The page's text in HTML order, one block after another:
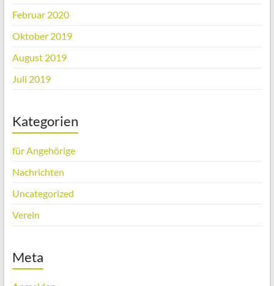
Februar 2020
Oktober 2019
August 2019
Juli 2019
Kategorien
für Angehörige
Nachrichten
Uncategorized
Verein
Meta